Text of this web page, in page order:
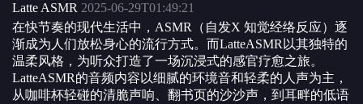
Latte ASMR 2025-06-29T01:49:21
在快节奏的现代生活中，ASMR（自发X 知觉经络反应）逐
渐成为人们放松身心的流行方式。而LatteASMR以其独特的
温柔风格，为听众打造了一场沉浸式的感官疗愈之旅。
LatteASMR的音频内容以细腻的环境音和轻柔的人声为主，
从咖啡杯轻碰的清脆声响、翻书页的沙沙声，到耳畔的低语